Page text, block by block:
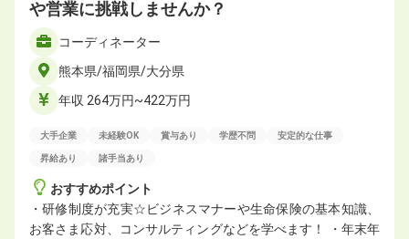
や営業に挑戦しませんか？
コーディネーター
熊本県/福岡県/大分県
年収 264万円~422万円
大手企業 未経験OK 賞与あり 学歴不問 安定的な仕事
昇給あり 諸手当あり
おすすめポイント
・研修制度が充実☆ビジネスマナーや生命保険の基本知識、
お客さま応対、コンサルティングなどを学べます！ ・年末年